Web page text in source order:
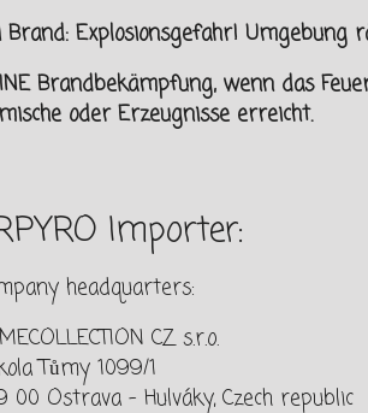
Brand: Explosionsgefahr! Umgebung
Brandbekämpfung, wenn das
oder Erzeugnisse erreicht.
Importer:
headquarters:
CZ s.r.o.
Tůmy 1099/1
00 Ostrava - Hulváky, Czech republic